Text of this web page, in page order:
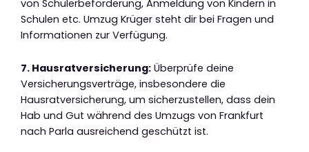
von Schülerbeförderung, Anmeldung von Kindern in
Schulen etc. Umzug Krüger steht dir bei Fragen und
Informationen zur Verfügung.
7. Hausratversicherung: Überprüfe deine
Versicherungsverträge, insbesondere die
Hausratversicherung, um sicherzustellen, dass dein
Hab und Gut während des Umzugs von Frankfurt
nach Parla ausreichend geschützt ist.